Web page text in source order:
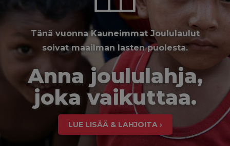
Tänä vuonna Kauneimmat Joululaulut
soivat maailman lasten puolesta.
Anna joululahja,
joka vaikuttaa.
LUE LISÄÄ & LAHJOITA ›